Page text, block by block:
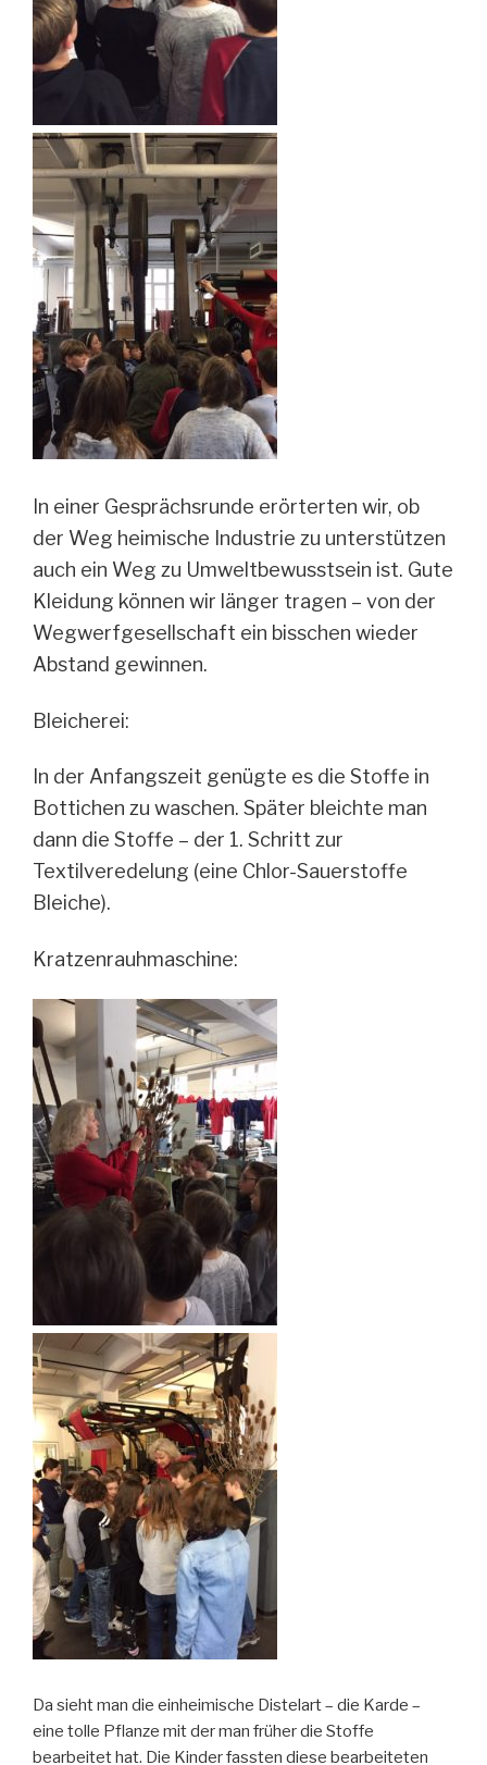
In einer Gesprächsrunde erörterten wir, ob
der Weg heimische Industrie zu unterstützen
auch ein Weg zu Umweltbewusstsein ist. Gute
Kleidung können wir länger tragen – von der
Wegwerfgesellschaft ein bisschen wieder
Abstand gewinnen.
Bleicherei:
In der Anfangszeit genügte es die Stoffe in
Bottichen zu waschen. Später bleichte man
dann die Stoffe – der 1. Schritt zur
Textilveredelung (eine Chlor-Sauerstoffe
Bleiche).
Kratzenrauhmaschine:
Da sieht man die einheimische Distelart – die Karde –
eine tolle Pflanze mit der man früher die Stoffe
bearbeitet hat. Die Kinder fassten diese bearbeiteten